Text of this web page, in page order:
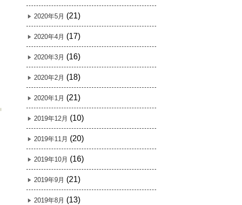
2020年5月 (21)
2020年4月 (17)
2020年3月 (16)
2020年2月 (18)
2020年1月 (21)
2019年12月 (10)
2019年11月 (20)
2019年10月 (16)
2019年9月 (21)
2019年8月 (13)